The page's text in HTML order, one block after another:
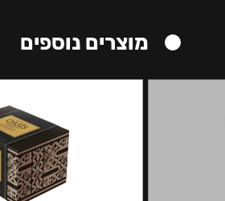
מוצרים נוספים